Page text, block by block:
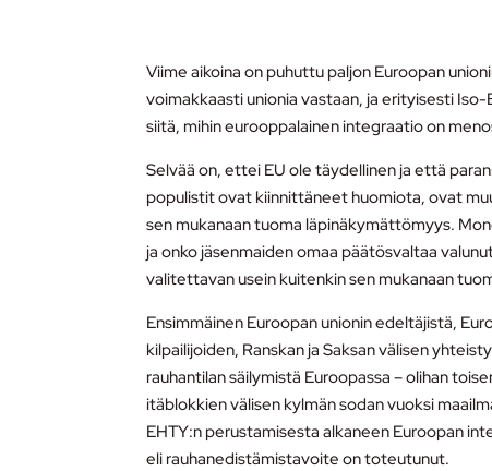
Viime aikoina on puhuttu paljon Euroopan
voimakkaasti unionia vastaan, ja erityisesti
siitä, mihin eurooppalainen integraatio on
Selvää on, ettei EU ole täydellinen ja että
populistit ovat kiinnittäneet huomiota, ovat
sen mukanaan tuoma läpinäkymättömyys.
ja onko jäsenmaiden omaa päätösvaltaa
valitettavan usein kuitenkin sen mukanaan
Ensimmäinen Euroopan unionin edeltäjistä,
kilpailijoiden, Ranskan ja Saksan välisen
rauhantilan säilymistä Euroopassa – olihan
itäblokkien välisen kylmän sodan vuoksi
EHTY:n perustamisesta alkaneen Euroopan
eli rauhanedistämistavoite on toteutunut.